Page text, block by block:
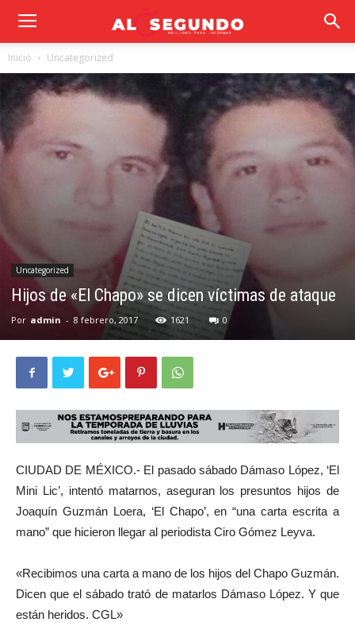
Inicio Uncategorized
Uncategorized
Hijos de «El Chapo» se dicen víctimas de ataque
Por admin - 8 febrero, 2017 1621 0
CIUDAD DE MÉXICO.- El pasado sábado Dámaso López, ‘El
Mini Lic’, intentó matarnos, aseguran los presuntos hijos de
Joaquín Guzmán Loera, ‘El Chapo’, en “una carta escrita a
mano” que hicieron llegar al periodista Ciro Gómez Leyva.
«Recibimos una carta a mano de los hijos del Chapo Guzmán.
Dicen que el sábado trató de matarlos Dámaso López. Y que
están heridos. CGL»